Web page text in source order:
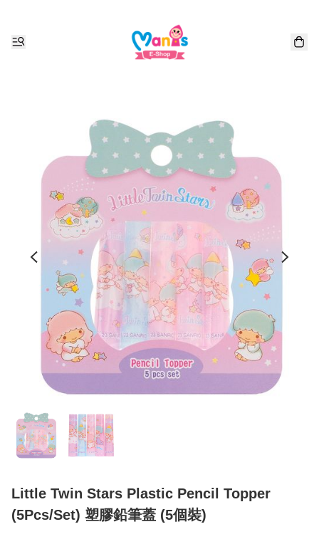
Little Twin Stars Plastic Pencil Topper
(5Pcs/Set) 塑膠鉛筆蓋 (5個裝)